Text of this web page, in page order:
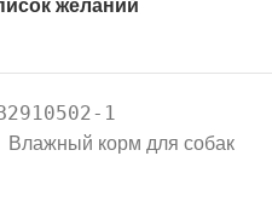
желаний
1
Влажный корм для собак